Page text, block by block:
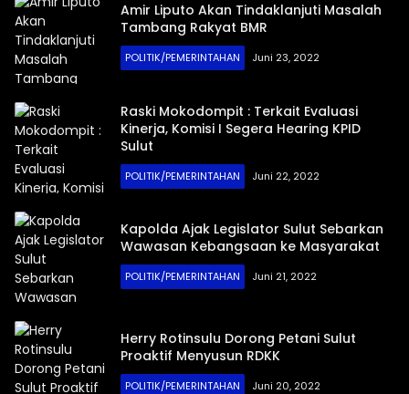
Amir Liputo Akan Tindaklanjuti Masalah
Tambang Rakyat BMR
POLITIK/PEMERINTAHAN Juni 23, 2022
Raski Mokodompit : Terkait Evaluasi
Kinerja, Komisi I Segera Hearing KPID
Sulut
POLITIK/PEMERINTAHAN Juni 22, 2022
Kapolda Ajak Legislator Sulut Sebarkan
Wawasan Kebangsaan ke Masyarakat
POLITIK/PEMERINTAHAN Juni 21, 2022
Herry Rotinsulu Dorong Petani Sulut
Proaktif Menyusun RDKK
POLITIK/PEMERINTAHAN Juni 20, 2022